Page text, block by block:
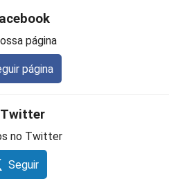
página
página
Twitter
no Twitter
Seguir